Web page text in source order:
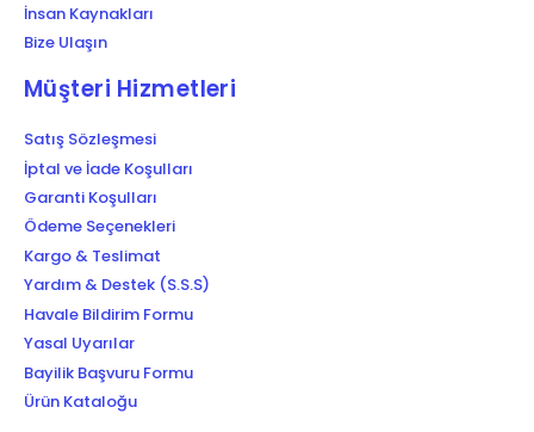
İnsan Kaynakları
Bize Ulaşın
Müşteri Hizmetleri
Satış Sözleşmesi
İptal ve İade Koşulları
Garanti Koşulları
Ödeme Seçenekleri
Kargo & Teslimat
Yardım & Destek (S.S.S)
Havale Bildirim Formu
Yasal Uyarılar
Bayilik Başvuru Formu
Ürün Kataloğu